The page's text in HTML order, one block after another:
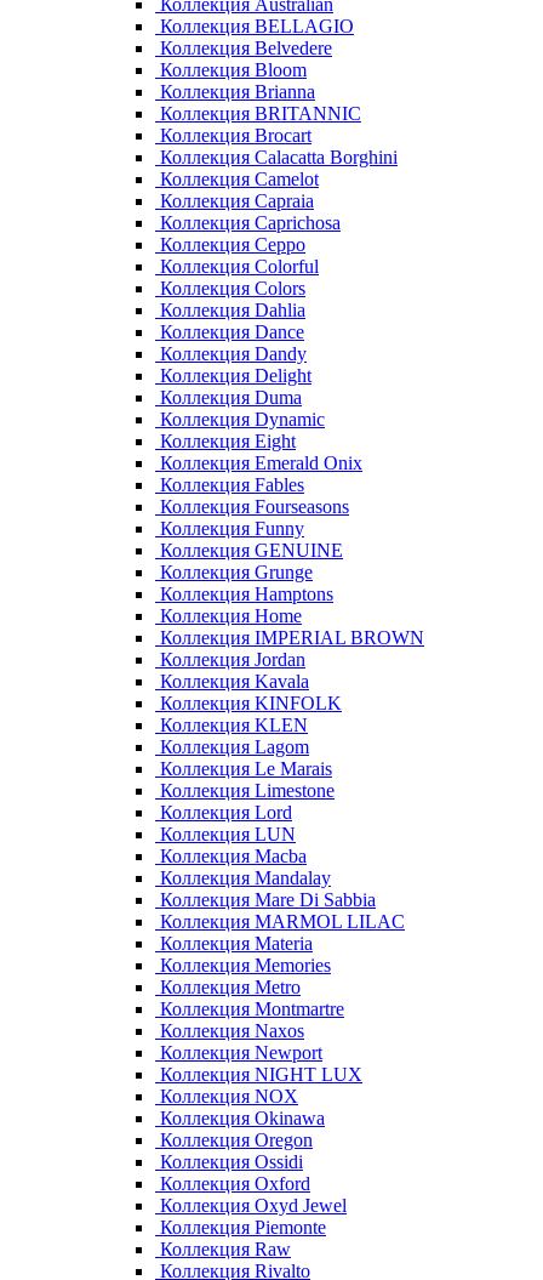
Коллекция Australian
Коллекция BELLAGIO
Коллекция Belvedere
Коллекция Bloom
Коллекция Brianna
Коллекция BRITANNIC
Коллекция Brocart
Коллекция Calacatta Borghini
Коллекция Camelot
Коллекция Capraia
Коллекция Caprichosa
Коллекция Ceppo
Коллекция Colorful
Коллекция Colors
Коллекция Dahlia
Коллекция Dance
Коллекция Dandy
Коллекция Delight
Коллекция Duma
Коллекция Dynamic
Коллекция Eight
Коллекция Emerald Onix
Коллекция Fables
Коллекция Fourseasons
Коллекция Funny
Коллекция GENUINE
Коллекция Grunge
Коллекция Hamptons
Коллекция Home
Коллекция IMPERIAL BROWN
Коллекция Jordan
Коллекция Kavala
Коллекция KINFOLK
Коллекция KLEN
Коллекция Lagom
Коллекция Le Marais
Коллекция Limestone
Коллекция Lord
Коллекция LUN
Коллекция Macba
Коллекция Mandalay
Коллекция Mare Di Sabbia
Коллекция MARMOL LILAC
Коллекция Materia
Коллекция Memories
Коллекция Metro
Коллекция Montmartre
Коллекция Naxos
Коллекция Newport
Коллекция NIGHT LUX
Коллекция NOX
Коллекция Okinawa
Коллекция Oregon
Коллекция Ossidi
Коллекция Oxford
Коллекция Oxyd Jewel
Коллекция Piemonte
Коллекция Raw
Коллекция Rivalto